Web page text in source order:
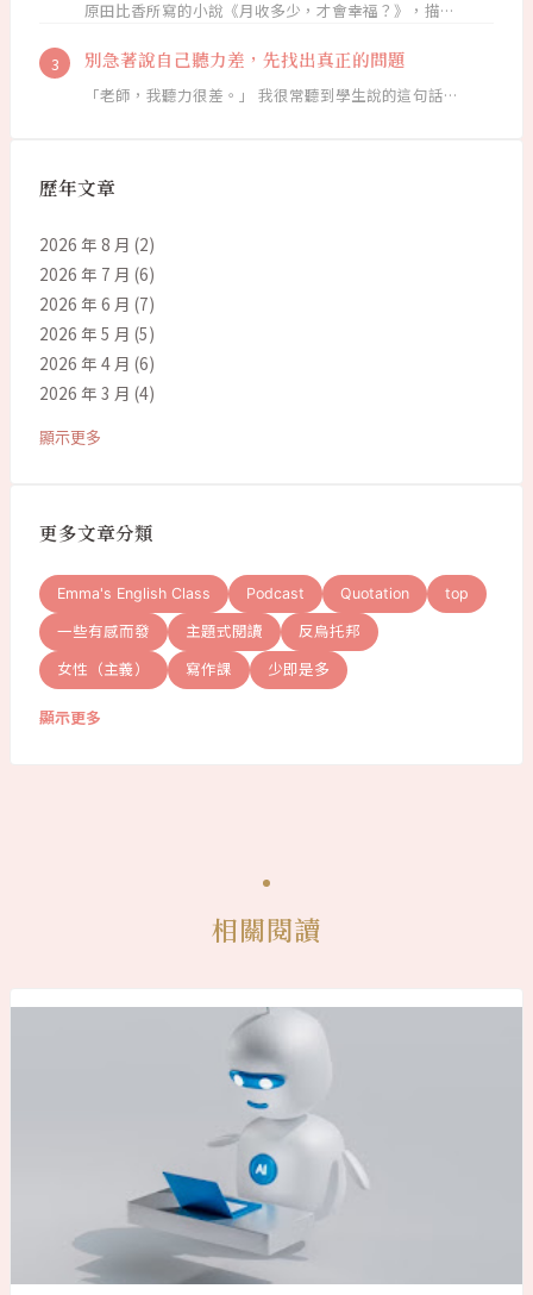
原田比香所寫的小說《月收多少，才會幸福？》，描…
別急著說自己聽力差，先找出真正的問題
「老師，我聽力很差。」 我很常聽到學生說的這句話…
歷年文章
2026 年 8 月 (2)
2026 年 7 月 (6)
2026 年 6 月 (7)
2026 年 5 月 (5)
2026 年 4 月 (6)
2026 年 3 月 (4)
顯示更多
更多文章分類
Emma's English Class Podcast Quotation top
一些有感而發 主題式閱讀 反烏托邦
女性（主義） 寫作課 少即是多
顯示更多
相關閱讀